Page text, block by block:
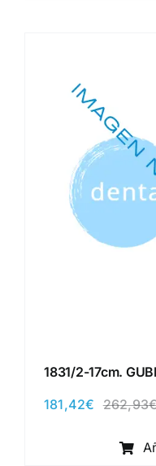
1831/2-17cm.
262,93
181,42€